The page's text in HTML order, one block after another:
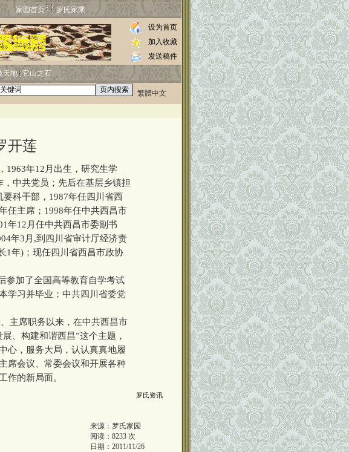
家园首页 罗氏家乘
设为首页
加入收藏
发送稿件
天地 它山之石
繁體中文
开莲
年12月出生，研究生学
，中共党员；先后在基层乡镇担
科干部，1987年任四川省西
任主席；1998年任中共西昌市
年12月任中共西昌市委副书
年3月,到四川省审计厅经济责
1年)；现任四川省西昌市政协
加了全国高等教育自学考试
学习并毕业；中共四川省委党
主席职务以来，在中共西昌市
、构建和谐西昌”这个主题，
心，服务大局，认认真真地履
席会议、常委会议和开展各种
作的新局面。
罗氏资讯
来源： 罗氏家园
阅读： 8233 次
日期： 2011/11/26